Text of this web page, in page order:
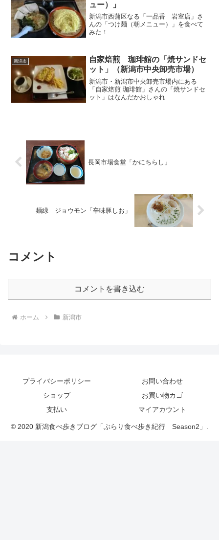
ュー）」
新潟市西蒲区なる「一品香 岩室店」さ
んの「つけ麺（朝メニュー）」を食べて
みた！
新潟市
自家焙煎 珈琲館の「焼サンドセ
ット」（新潟市中央卸売市場）
新潟市・新潟市中央卸売市場内にある
「自家焙煎 珈琲館」さんの「焼サンドセ
ット」はなんだかおしゃれ
長岡市場食堂「かにちらし」
麺緑 ジョウモン「辛味豚しお」
コメント
コメントを書き込む
ホーム 新潟市
プライバシーポリシー
お問い合わせ
ショップ
お買い物カゴ
支払い
マイアカウント
© 2020 新潟食べ歩きブログ「ぶらり食べ歩き紀行 Season2」.